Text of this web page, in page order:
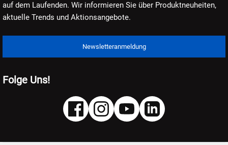
auf dem Laufenden. Wir informieren Sie über Produktneuheiten,
aktuelle Trends und Aktionsangebote.
Newsletteranmeldung
Folge Uns!